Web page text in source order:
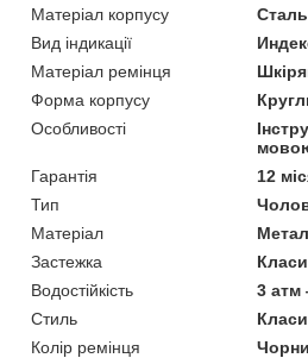
Матеріал корпусу
Сталь
Вид індикації
Матеріал ремінця
Форма корпусу
Особливості
Гарантія
12
Тип
Матеріал
Метал
Застежка
Водостійкість
3 атм
Стиль
Колір ремінця